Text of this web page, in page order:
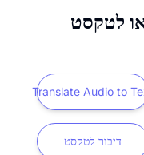
לטקסט
Translate Audio to
דיבור לטקסט